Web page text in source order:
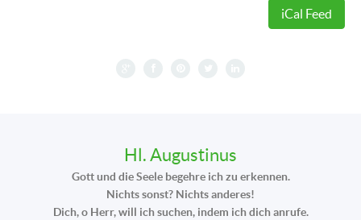
iCal Feed
Hl. Augustinus
Gott und die Seele begehre ich zu erkennen.
Nichts sonst? Nichts anderes!
Dich, o Herr, will ich suchen, indem ich dich anrufe.